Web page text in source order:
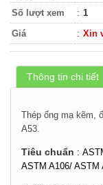
Số lượt xem
: 1
Giá
: Xin
Thông tin chi tiết
Thép ống mạ kẽm,
A53.
Tiêu chuẩn :
ASTM A106/ ASTM